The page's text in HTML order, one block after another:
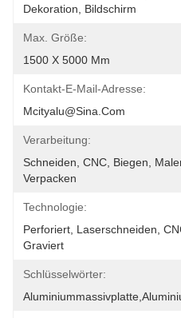
Dekoration, Bildschirm
Max. Größe:
1500 X 5000 Mm
Kontakt-E-Mail-Adresse:
Mcityalu@sina.com
Verarbeitung:
Schneiden, CNC, Biegen,
Verpacken
Technologie:
Perforiert, Laserschneiden,
Graviert
Schlüsselwörter: